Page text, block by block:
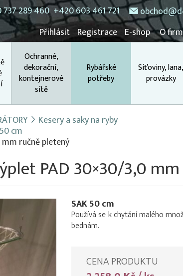
289 460 +420 603 461 721
Přihlásit Registrace E-shop O
Ochranné,
dekorační,
kontejnerové
sítě
Rybářské
potřeby
Síťoviny, lana,
provázky
Kesery a saky na ryby
cm
ručně pletený
PAD 30×30/3,0
SAK 50 cm
Používá se k chytání malého
bednám.
CENA PRODUKTU